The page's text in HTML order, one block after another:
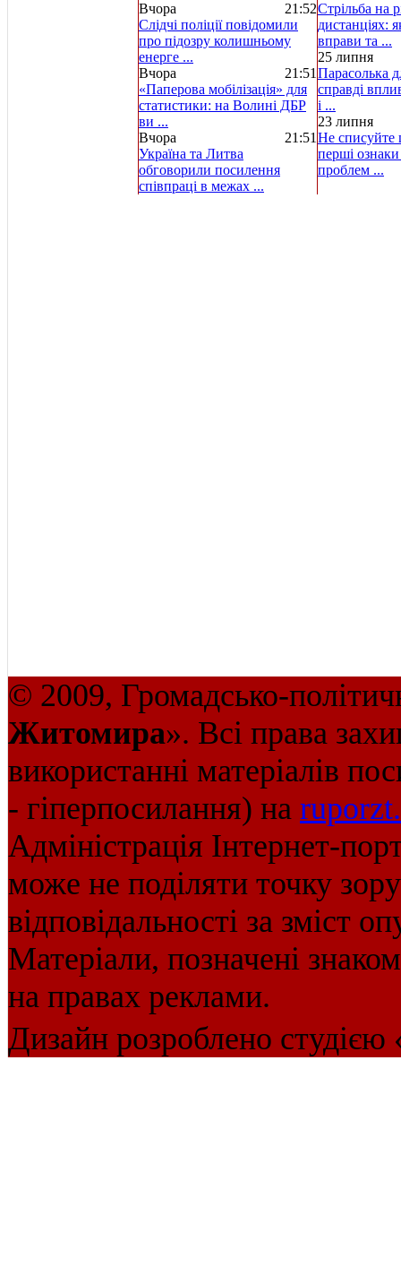
Вчора
21:52
Слідчі поліції повідомили
про підозру колишньому
енерге ...
Вчора
21:51
«Паперова мобілізація» для
статистики: на Волині ДБР
ви ...
Вчора
21:51
Україна та Литва
обговорили посилення
співпраці в межах ...
Стрільба на
дистанціях:
вправи та ...
25 липня
Парасолька
справді
і ...
23 липня
Не списуйте
перші
проблем ...
© 2009, Громадсько-
Житомира». Всі права
використанні матеріалів
- гіперпосилання) на
Адміністрація Інтернет-
може не поділяти точку
відповідальності за зміст
Матеріали, позначені
на правах реклами.
Дизайн розроблено студією